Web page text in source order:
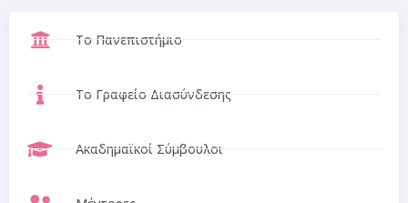
Το Πανεπιστήμιο
Το Γραφείο Διασύνδεσης
Ακαδημαϊκοί Σύμβουλοι